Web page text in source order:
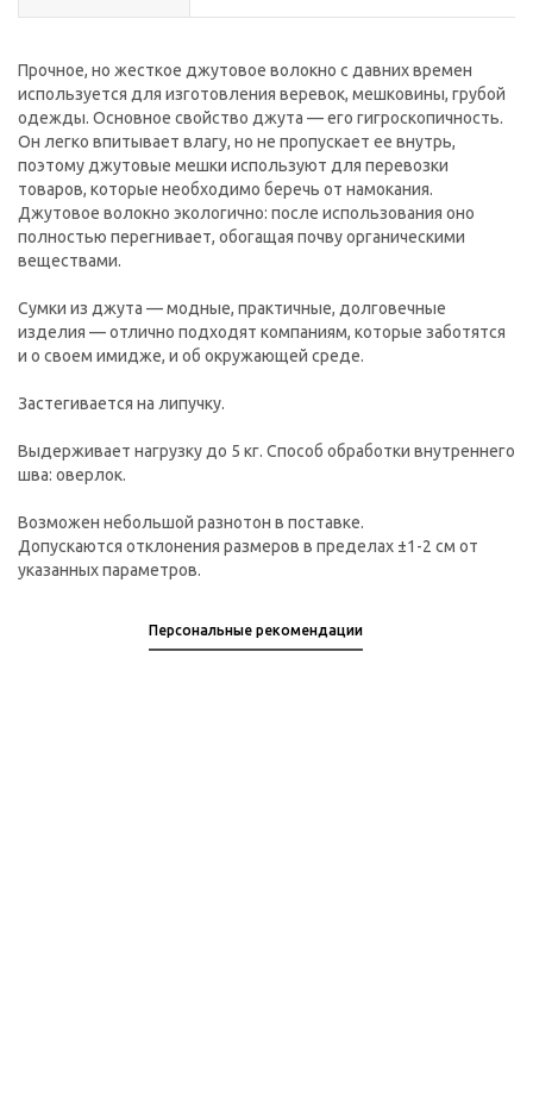
Прочное, но жесткое джутовое волокно с давних времен
используется для изготовления веревок, мешковины, грубой
одежды. Основное свойство джута — его гигроскопичность.
Он легко впитывает влагу, но не пропускает ее внутрь,
поэтому джутовые мешки используют для перевозки
товаров, которые необходимо беречь от намокания.
Джутовое волокно экологично: после использования оно
полностью перегнивает, обогащая почву органическими
веществами.
Сумки из джута — модные, практичные, долговечные
изделия — отлично подходят компаниям, которые заботятся
и о своем имидже, и об окружающей среде.
Застегивается на липучку.
Выдерживает нагрузку до 5 кг. Способ обработки внутреннего
шва: оверлок.
Возможен небольшой разнотон в поставке.
Допускаются отклонения размеров в пределах ±1-2 см от
указанных параметров.
Персональные рекомендации